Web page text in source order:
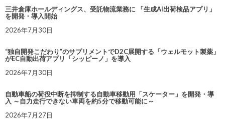
三井倉庫ホールディングス、受託物流業務に 「生成AI出荷検品アプリ」
を開発・導入開始
2026年7月30日
“独自開発こだわり”のサプリメントでD2C展開する「ウェルモット製薬」
がEC自動出荷アプリ「シッピーノ」を導入
2026年7月30日
自動車船の荷役中断を抑制する自動車移動用「スケーター」を開発・導
入 ～自力走行できない車両を約5分で移動可能に～
2026年7月27日